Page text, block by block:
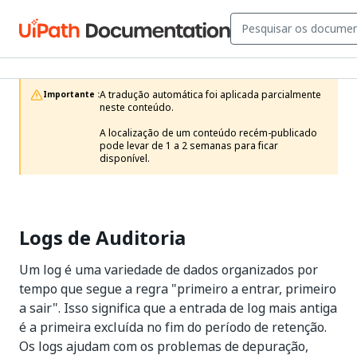
Importante :A tradução automática foi aplicada parcialmente
neste conteúdo.
A localização de um conteúdo recém-publicado
pode levar de 1 a 2 semanas para ficar
disponível.
Logs de Auditoria
Um log é uma variedade de dados organizados por
tempo que segue a regra "primeiro a entrar, primeiro
a sair". Isso significa que a entrada de log mais antiga
é a primeira excluída no fim do período de retenção.
Os logs ajudam com os problemas de depuração,